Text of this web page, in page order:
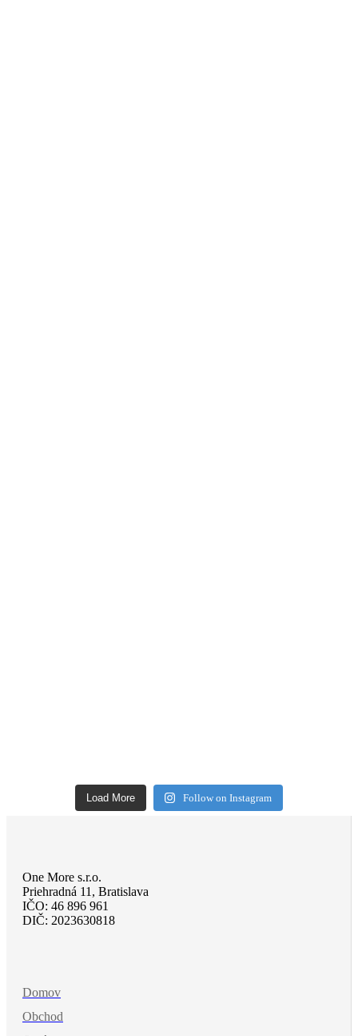
Load More Follow on Instagram
One More s.r.o.
Priehradná 11, Bratislava
IČO: 46 896 961
DIČ: 2023630818
Domov
Obchod